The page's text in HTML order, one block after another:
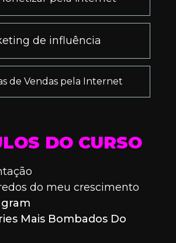
de influência
de Vendas pela Internet
DO CURSO
do meu crescimento
Mais Bombados Do